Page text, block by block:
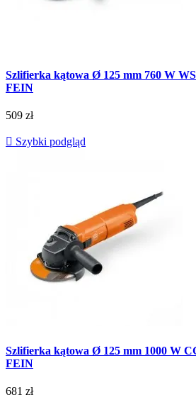
Szlifierka kątowa Ø 125 mm 760 W
FEIN
509 zł
 Szybki podgląd
Szlifierka kątowa Ø 125 mm 1000 W
FEIN
681 zł